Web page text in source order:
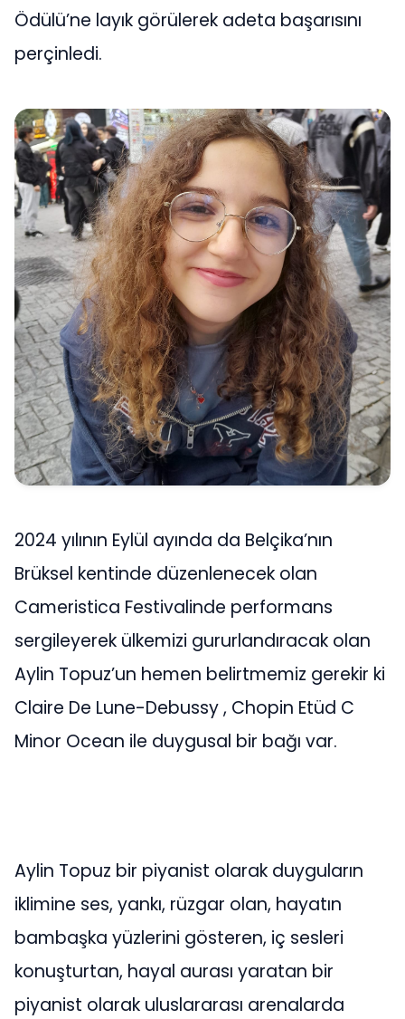
Ödülü’ne layık görülerek adeta başarısını
perçinledi.
2024 yılının Eylül ayında da Belçika’nın
Brüksel kentinde düzenlenecek olan
Cameristica Festivalinde performans
sergileyerek ülkemizi gururlandıracak olan
Aylin Topuz’un hemen belirtmemiz gerekir ki
Claire De Lune-Debussy , Chopin Etüd C
Minor Ocean ile duygusal bir bağı var.
Aylin Topuz bir piyanist olarak duyguların
iklimine ses, yankı, rüzgar olan, hayatın
bambaşka yüzlerini gösteren, iç sesleri
konuşturtan, hayal aurası yaratan bir
piyanist olarak uluslararası arenalarda